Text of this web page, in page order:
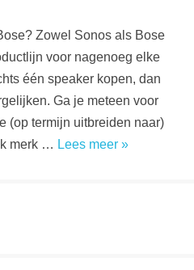
Zowel Sonos als Bose
voor nagenoeg elke
één speaker kopen, dan
Ga je meteen voor
(op termijn uitbreiden naar)
merk … Lees meer »